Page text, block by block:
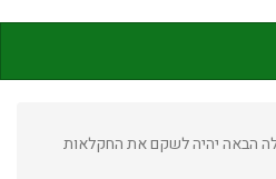
הבאה יהיה לשקם את החקלאות